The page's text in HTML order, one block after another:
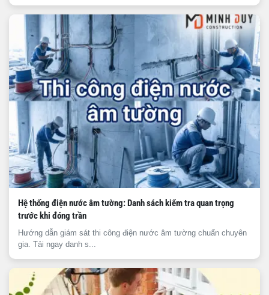
Hệ thống điện nước âm tường: Danh sách kiểm tra quan trọng
trước khi đóng trần
Hướng dẫn giám sát thi công điện nước âm tường chuẩn chuyên
gia. Tải ngay danh s...